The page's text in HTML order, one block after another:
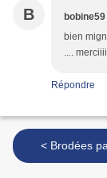
B bobine59
bien
.... merciiii
Répondre
< Brodées